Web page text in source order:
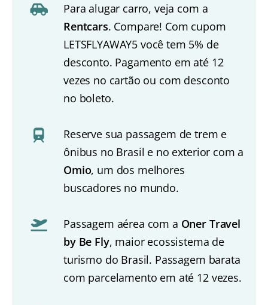
Para alugar carro, veja com a
Rentcars. Compare! Com cupom
LETSFLYAWAY5 você tem 5% de
desconto. Pagamento em até 12
vezes no cartão ou com desconto
no boleto.
Reserve sua passagem de trem e
ônibus no Brasil e no exterior com a
Omio, um dos melhores
buscadores no mundo.
Passagem aérea com a Oner Travel
by Be Fly, maior ecossistema de
turismo do Brasil. Passagem barata
com parcelamento em até 12 vezes.